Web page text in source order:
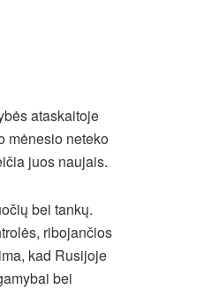
ataskaitoje
mėnesio neteko
juos naujais.
bei tankų.
ribojančios
kad Rusijoje
bei